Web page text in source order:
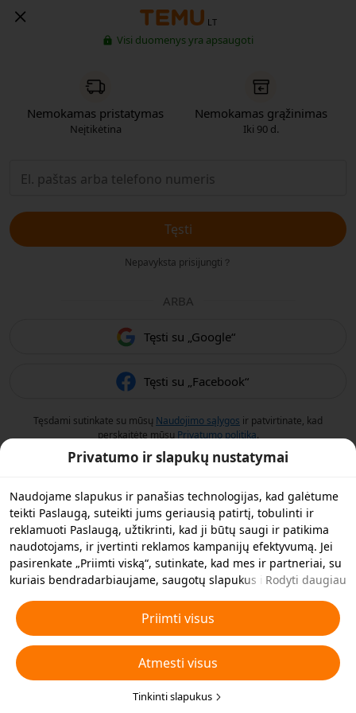
LT
Visi duomenys yra apsaugoti
Nemokamas pristatymas
Neįtikėtina
Nemokamas grąžinimas
Iki 90 d.
Tęsti
Nepavyksta prisijungti？
ARBA
Tęsti su „Google“
Tęsti su „Facebook“
Tęsdami sutinkate su mūsų Naudojimo sąlygos ir patvirtinate, kad
perskaitėte mūsų Privatumo politiką.
Privatumo ir slapukų nustatymai
Naudojame slapukus ir panašias technologijas, kad galėtume
teikti Paslaugą, suteikti jums geriausią patirtį, tobulinti ir
reklamuoti Paslaugą, užtikrinti, kad ji būtų saugi ir patikima
naudotojams, ir įvertinti reklamos kampanijų efektyvumą. Jei
pasirenkate „Priimti viską“, sutinkate, kad mes ir partneriai, su
kuriais bendradarbiaujame, saugotų slapukus ir panašias
„Atmesti visus“ neesminius slapukus arba pasirinkti, kuriuos
slapukų tipus norite priimti arba išjungti, spustelėję toliau
esančią funkciją „Pritaikyti slapukus“ arba bet kuriuo metu
privatumo nustatymuose. Daugiau informacijos rasite mūsų
Slapukų ir panašių technologijų politikoje..
Rodyti daugiau
Priimti visus
Atmesti visus
Tinkinti slapukus